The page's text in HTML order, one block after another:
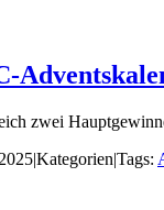
zwei
|Kategorien|Tags: